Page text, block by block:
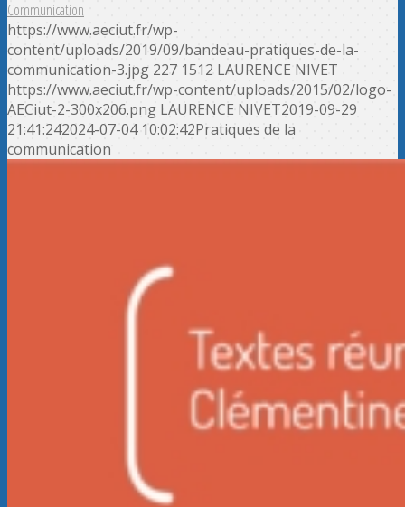
Communication
https://www.aeciut.fr/wp-
content/uploads/2019/09/bandeau-pratiques-de-la-
communication-3.jpg 227 1512 LAURENCE NIVET
https://www.aeciut.fr/wp-content/uploads/2015/02/logo-
AECiut-2-300x206.png LAURENCE NIVET2019-09-29
21:41:242024-07-04 10:02:42Pratiques de la
communication